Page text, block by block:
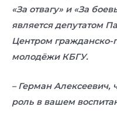
«За отвагу» и «За
является депутатом
Центром гражданско-
молодёжи КБГУ.
– Герман
роль в вашем